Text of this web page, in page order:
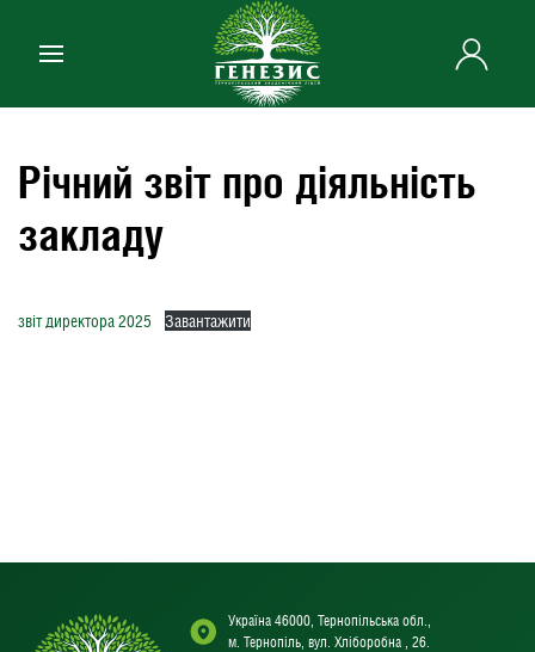
Skip to main content
Річний звіт про діяльність
закладу
звіт директора 2025 Завантажити
Україна 46000, Тернопільська обл.,
м. Тернопіль, вул. Хліборобна , 26.